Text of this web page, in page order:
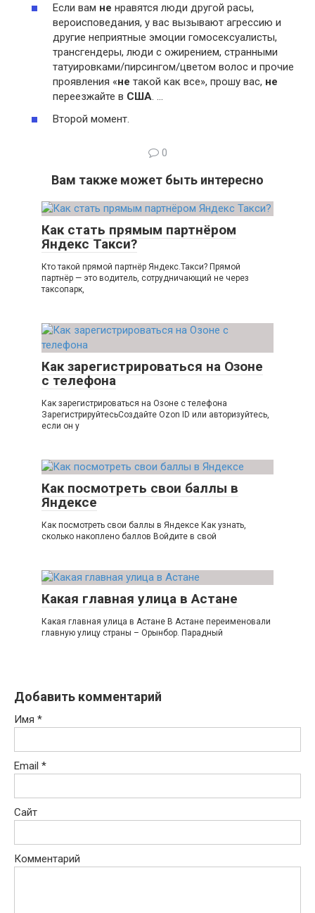
Если вам не нравятся люди другой расы,
вероисповедания, у вас вызывают агрессию и
другие неприятные эмоции гомосексуалисты,
трансгендеры, люди с ожирением, странными
татуировками/пирсингом/цветом волос и прочие
проявления «не такой как все», прошу вас, не
переезжайте в США. …
Второй момент.
0
Вам также может быть интересно
Как стать прямым партнёром
Яндекс Такси?
Кто такой прямой партнёр Яндекс.Такси? Прямой
партнёр — это водитель, сотрудничающий не через
таксопарк,
Как зарегистрироваться на Озоне
с телефона
Как зарегистрироваться на Озоне с телефона
ЗарегистрируйтесьСоздайте Ozon ID или авторизуйтесь,
если он у
Как посмотреть свои баллы в
Яндексе
Как посмотреть свои баллы в Яндексе Как узнать,
сколько накоплено баллов Войдите в свой
Какая главная улица в Астане
Какая главная улица в Астане В Астане переименовали
главную улицу страны – Орынбор. Парадный
Добавить комментарий
Имя *
Email *
Сайт
Комментарий